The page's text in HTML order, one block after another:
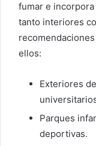
fumar e
tanto interiores
ellos:
Exteriores
Parques
deportivas.